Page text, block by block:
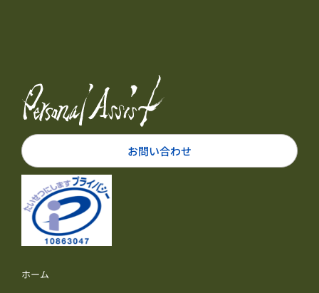
お問い合わせ
ホーム